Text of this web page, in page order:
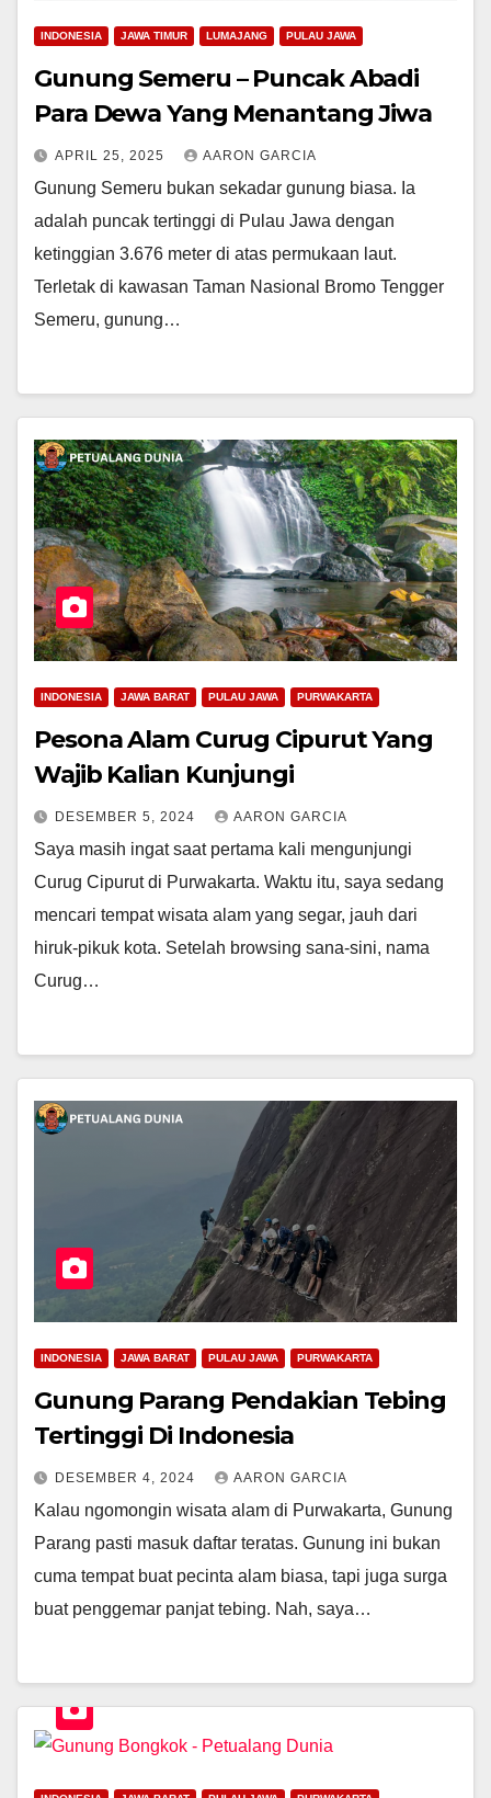
INDONESIA JAWA TIMUR LUMAJANG PULAU JAWA
Gunung Semeru – Puncak Abadi
Para Dewa Yang Menantang Jiwa
APRIL 25, 2025 AARON GARCIA
Gunung Semeru bukan sekadar gunung biasa. Ia
adalah puncak tertinggi di Pulau Jawa dengan
ketinggian 3.676 meter di atas permukaan laut.
Terletak di kawasan Taman Nasional Bromo Tengger
Semeru, gunung…
INDONESIA JAWA BARAT PULAU JAWA PURWAKARTA
Pesona Alam Curug Cipurut Yang
Wajib Kalian Kunjungi
DESEMBER 5, 2024 AARON GARCIA
Saya masih ingat saat pertama kali mengunjungi
Curug Cipurut di Purwakarta. Waktu itu, saya sedang
mencari tempat wisata alam yang segar, jauh dari
hiruk-pikuk kota. Setelah browsing sana-sini, nama
Curug…
INDONESIA JAWA BARAT PULAU JAWA PURWAKARTA
Gunung Parang Pendakian Tebing
Tertinggi Di Indonesia
DESEMBER 4, 2024 AARON GARCIA
Kalau ngomongin wisata alam di Purwakarta, Gunung
Parang pasti masuk daftar teratas. Gunung ini bukan
cuma tempat buat pecinta alam biasa, tapi juga surga
buat penggemar panjat tebing. Nah, saya…